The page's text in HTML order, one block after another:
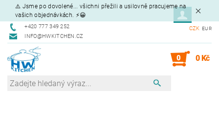
⚠️ Jsme po dovolené... všichni přežili a usilovně pracujeme na
vašich objednávkách. ⚡😀
+420 777 349 252
INFO@HWKITCHEN.CZ
CZK EUR
0 0 Kč